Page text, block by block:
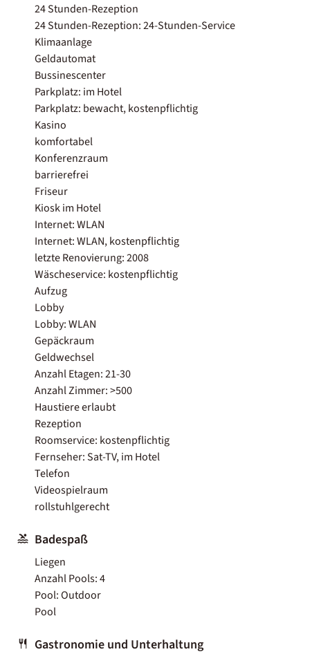
24 Stunden-Rezeption
24 Stunden-Rezeption: 24-Stunden-Service
Klimaanlage
Geldautomat
Bussinescenter
Parkplatz: im Hotel
Parkplatz: bewacht, kostenpflichtig
Kasino
komfortabel
Konferenzraum
barrierefrei
Friseur
Kiosk im Hotel
Internet: WLAN
Internet: WLAN, kostenpflichtig
letzte Renovierung: 2008
Wäscheservice: kostenpflichtig
Aufzug
Lobby
Lobby: WLAN
Gepäckraum
Geldwechsel
Anzahl Etagen: 21-30
Anzahl Zimmer: >500
Haustiere erlaubt
Rezeption
Roomservice: kostenpflichtig
Fernseher: Sat-TV, im Hotel
Telefon
Videospielraum
rollstuhlgerecht
Badespaß
Liegen
Anzahl Pools: 4
Pool: Outdoor
Pool
Gastronomie und Unterhaltung